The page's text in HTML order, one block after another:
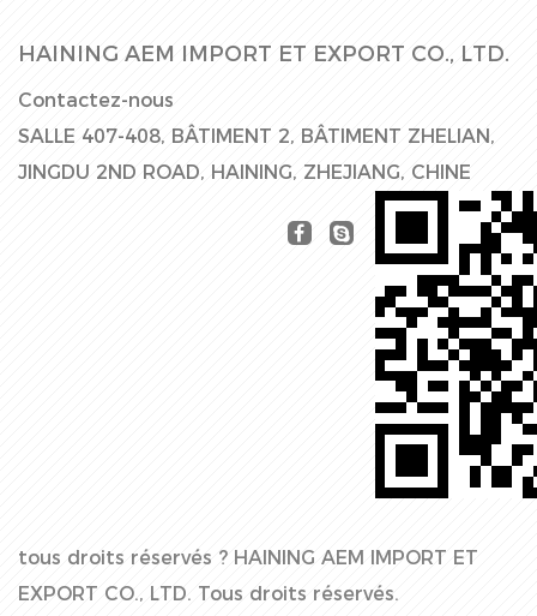
HAINING AEM IMPORT ET EXPORT CO., LTD.
Contactez-nous
SALLE 407-408, BÂTIMENT 2, BÂTIMENT ZHELIAN,
JINGDU 2ND ROAD, HAINING, ZHEJIANG, CHINE
tous droits réservés ? HAINING AEM IMPORT ET
EXPORT CO., LTD. Tous droits réservés.